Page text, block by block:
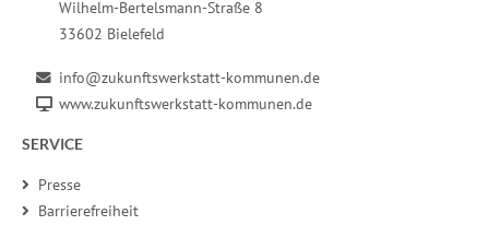
Wilhelm-Bertelsmann-Straße 8
33602 Bielefeld
info@zukunftswerkstatt-kommunen.de
www.zukunftswerkstatt-kommunen.de
SERVICE
Presse
Barrierefreiheit